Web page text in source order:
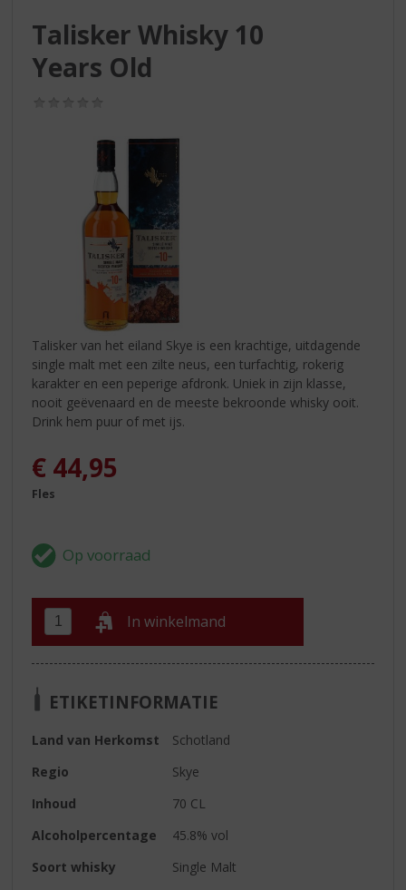
Talisker Whisky 10
Years Old
Talisker van het eiland Skye is een krachtige, uitdagende
single malt met een zilte neus, een turfachtig, rokerig
karakter en een peperige afdronk. Uniek in zijn klasse,
nooit geëvenaard en de meeste bekroonde whisky ooit.
Drink hem puur of met ijs.
€ 44,95
Fles
In winkelmand
ETIKETINFORMATIE
Land van Herkomst
Schotland
Regio
Skye
Inhoud
70 CL
Alcoholpercentage
45.8% vol
Soort whisky
Single Malt